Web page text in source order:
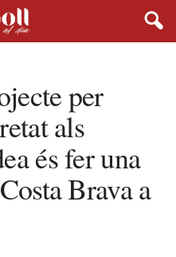
per
als
és fer una
Brava a